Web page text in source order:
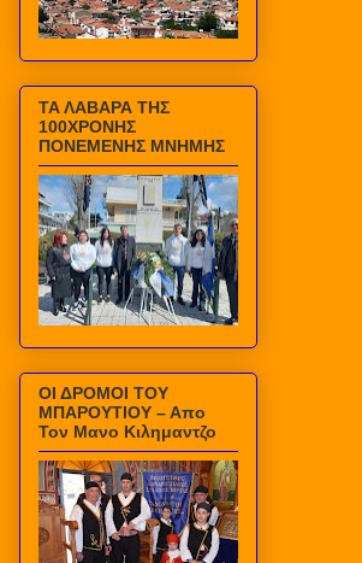
ΤΑ ΛΑΒΑΡΑ ΤΗΣ
100ΧΡΟΝΗΣ
ΠΟΝΕΜΕΝΗΣ ΜΝΗΜΗΣ
ΟΙ ΔΡΟΜΟΙ ΤΟΥ
ΜΠΑΡΟΥΤΙΟΥ – Απο
Τον Μανο Κιλημαντζο